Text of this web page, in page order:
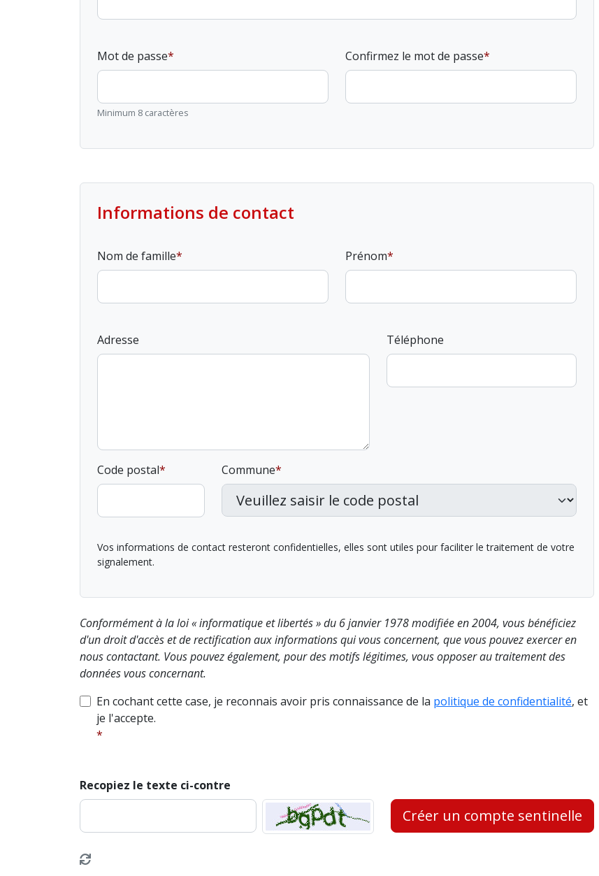
Mot de passe
Minimum 8 caractères
Confirmez le mot de passe
Informations de contact
Nom de famille Prénom
Adresse Téléphone
Code postal Commune
Vos informations de contact resteront confidentielles, elles sont utiles pour faciliter le traitement de votre
signalement.
Conformément à la loi « informatique et libertés » du 6 janvier 1978 modifiée en 2004, vous bénéficiez
d'un droit d'accès et de rectification aux informations qui vous concernent, que vous pouvez exercer en
nous contactant. Vous pouvez également, pour des motifs légitimes, vous opposer au traitement des
données vous concernant.
En cochant cette case, je reconnais avoir pris connaissance de la politique de confidentialité, et
je l'accepte.
Recopiez le texte ci-contre
Créer un compte sentinelle